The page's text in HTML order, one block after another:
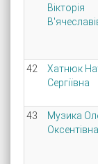
Вікторія
42
Хатнюк
Сергіївна
43
Музика
Оксентівна